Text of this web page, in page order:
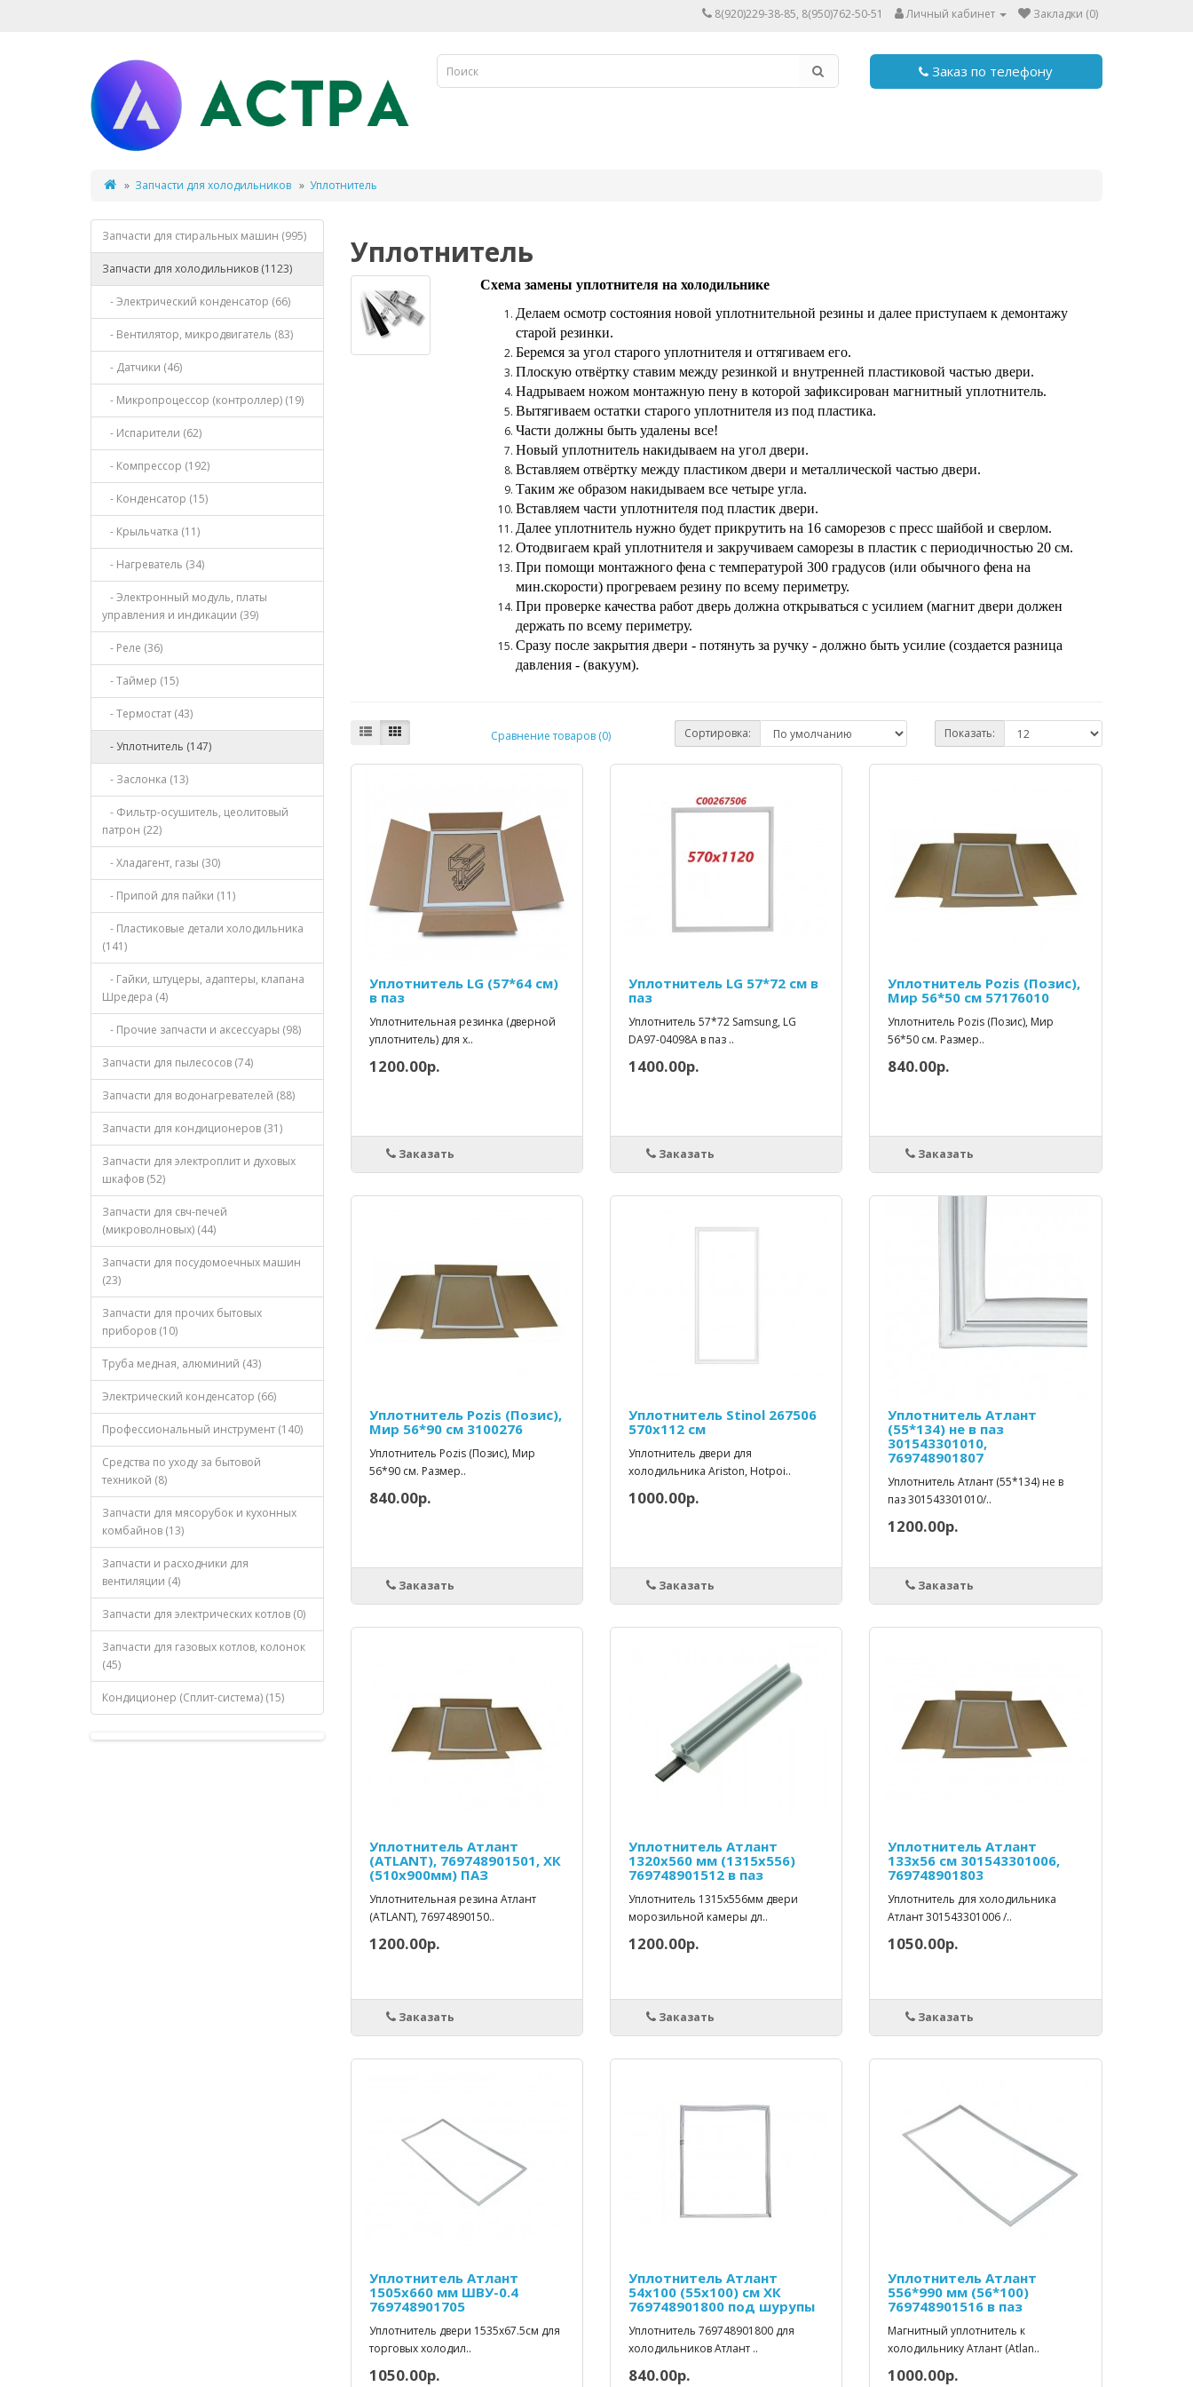
8(920)229-38-85, 8(950)762-50-51 Личный кабинет Закладки (0)
Заказ по телефону
Запчасти для холодильников Уплотнитель
Запчасти для стиральных машин (995)
Запчасти для холодильников (1123)
- Электрический конденсатор (66)
- Вентилятор, микродвигатель (83)
- Датчики (46)
- Микропроцессор (контроллер) (19)
- Испарители (62)
- Компрессор (192)
- Конденсатор (15)
- Крыльчатка (11)
- Нагреватель (34)
- Электронный модуль, платы
управления и индикации (39)
- Реле (36)
- Таймер (15)
- Термостат (43)
- Уплотнитель (147)
- Заслонка (13)
- Фильтр-осушитель, цеолитовый
патрон (22)
- Хладагент, газы (30)
- Припой для пайки (11)
- Пластиковые детали холодильника
(141)
- Гайки, штуцеры, адаптеры, клапана
Шредера (4)
- Прочие запчасти и аксессуары (98)
Запчасти для пылесосов (74)
Запчасти для водонагревателей (88)
Запчасти для кондиционеров (31)
Запчасти для электроплит и духовых
шкафов (52)
Запчасти для свч-печей
(микроволновых) (44)
Запчасти для посудомоечных машин
(23)
Запчасти для прочих бытовых
приборов (10)
Труба медная, алюминий (43)
Электрический конденсатор (66)
Профессиональный инструмент (140)
Средства по уходу за бытовой
техникой (8)
Запчасти для мясорубок и кухонных
комбайнов (13)
Запчасти и расходники для
вентиляции (4)
Запчасти для электрических котлов (0)
Запчасти для газовых котлов, колонок
(45)
Кондиционер (Сплит-система) (15)
Уплотнитель
Схема замены уплотнителя на холодильнике
Делаем осмотр состояния новой уплотнительной резины и далее приступаем к демонтажу
старой резинки.
Беремся за угол старого уплотнителя и оттягиваем его.
Плоскую отвёртку ставим между резинкой и внутренней пластиковой частью двери.
Надрываем ножом монтажную пену в которой зафиксирован магнитный уплотнитель.
Вытягиваем остатки старого уплотнителя из под пластика.
Части должны быть удалены все!
Новый уплотнитель накидываем на угол двери.
Вставляем отвёртку между пластиком двери и металлической частью двери.
Таким же образом накидываем все четыре угла.
Вставляем части уплотнителя под пластик двери.
Далее уплотнитель нужно будет прикрутить на 16 саморезов с пресс шайбой и сверлом.
Отодвигаем край уплотнителя и закручиваем саморезы в пластик с периодичностью 20 см.
При помощи монтажного фена с температурой 300 градусов (или обычного фена на
мин.скорости) прогреваем резину по всему периметру.
При проверке качества работ дверь должна открываться с усилием (магнит двери должен
держать по всему периметру.
Сразу после закрытия двери - потянуть за ручку - должно быть усилие (создается разница
давления - (вакуум).
Сравнение товаров (0) Сортировка: Показать:
Уплотнитель LG (57*64 см)
в паз
Уплотнительная резинка (дверной
уплотнитель) для х..
1200.00р.
Заказать
Уплотнитель LG 57*72 см в
паз
Уплотнитель 57*72 Samsung, LG
DA97-04098A в паз ..
1400.00р.
Заказать
Уплотнитель Pozis (Позис),
Мир 56*50 см 57176010
Уплотнитель Pozis (Позис), Мир
56*50 см. Размер..
840.00р.
Заказать
Уплотнитель Pozis (Позис),
Мир 56*90 см 3100276
Уплотнитель Pozis (Позис), Мир
56*90 см. Размер..
840.00р.
Заказать
Уплотнитель Stinol 267506
570x112 см
Уплотнитель двери для
холодильника Ariston, Hotpoi..
1000.00р.
Заказать
Уплотнитель Атлант
(55*134) не в паз
301543301010,
769748901807
Уплотнитель Атлант (55*134) не в
паз 301543301010/..
1200.00р.
Заказать
Уплотнитель Атлант
(ATLANT), 769748901501, ХК
(510x900мм) ПАЗ
Уплотнительная резина Атлант
(ATLANT), 76974890150..
1200.00р.
Заказать
Уплотнитель Атлант
1320х560 мм (1315х556)
769748901512 в паз
Уплотнитель 1315х556мм двери
морозильной камеры дл..
1200.00р.
Заказать
Уплотнитель Атлант
133х56 см 301543301006,
769748901803
Уплотнитель для холодильника
Атлант 301543301006 /..
1050.00р.
Заказать
Уплотнитель Атлант
1505х660 мм ШВУ-0.4
769748901705
Уплотнитель двери 1535x67.5см для
торговых холодил..
1050.00р.
Уплотнитель Атлант
54х100 (55x100) см ХК
769748901800 под шурупы
Уплотнитель 769748901800 для
холодильников Aтлант ..
840.00р.
Уплотнитель Атлант
556*990 мм (56*100)
769748901516 в паз
Магнитный уплотнитель к
холодильнику Атлант (Atlan..
1000.00р.